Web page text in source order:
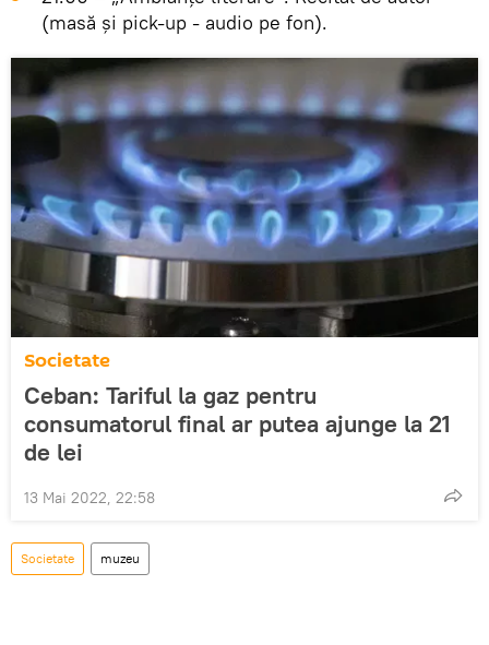
(masă și pick-up - audio pe fon).
Societate
Ceban: Tariful la gaz pentru
consumatorul final ar putea ajunge la 21
de lei
13 Mai 2022, 22:58
Societate muzeu